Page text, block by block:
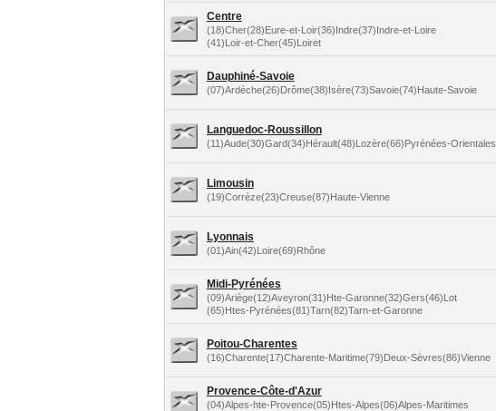
Centre
(18)Cher(28)Eure-et-Loir(36)Indre(37)Indre-et-Loire
(41)Loir-et-Cher(45)Loiret
Dauphiné-Savoie
(07)Ardèche(26)Drôme(38)Isère(73)Savoie(74)Haute-Savoie
Languedoc-Roussillon
(11)Aude(30)Gard(34)Hérault(48)Lozère(66)Pyrénées-Orientales
Limousin
(19)Corrèze(23)Creuse(87)Haute-Vienne
Lyonnais
(01)Ain(42)Loire(69)Rhône
Midi-Pyrénées
(09)Ariège(12)Aveyron(31)Hte-Garonne(32)Gers(46)Lot
(65)Htes-Pyrénées(81)Tarn(82)Tarn-et-Garonne
Poitou-Charentes
(16)Charente(17)Charente-Maritime(79)Deux-Sèvres(86)Vienne
Provence-Côte-d'Azur
(04)Alpes-hte-Provence(05)Htes-Alpes(06)Alpes-Maritimes